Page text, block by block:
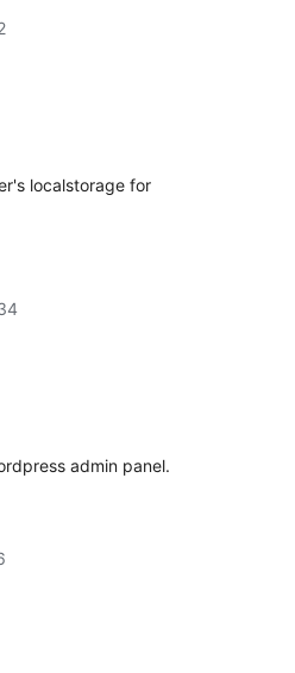
localstorage for
admin panel.